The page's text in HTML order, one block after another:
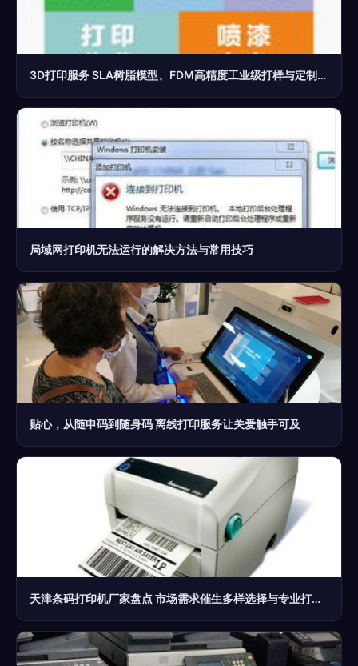
3D打印服务 SLA树脂模型、FDM高精度工业级打样与定制全解析
局域网打印机无法运行的解决方法与常用技巧
贴心，从随申码到随身码 离线打印服务让关爱触手可及
天津条码打印机厂家盘点 市场需求催生多样选择与专业打印服务